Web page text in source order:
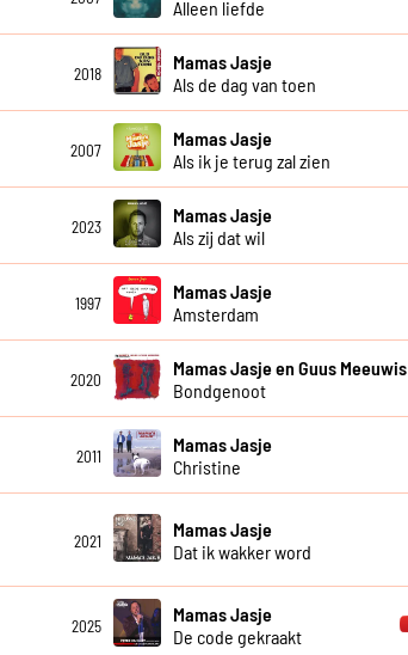
Alleen liefde
2018
Mamas Jasje
Als de dag van toen
2007
Mamas Jasje
Als ik je terug zal zien
2023
Mamas Jasje
Als zij dat wil
1997
Mamas Jasje
Amsterdam
2020
Mamas Jasje en Guus Meeuwis
Bondgenoot
2011
Mamas Jasje
Christine
2021
Mamas Jasje
Dat ik wakker word
2025
Mamas Jasje
De code gekraakt